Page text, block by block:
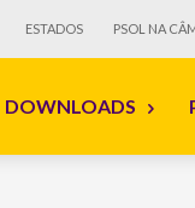
ESTADOS PSOL NA
DOWNLOADS